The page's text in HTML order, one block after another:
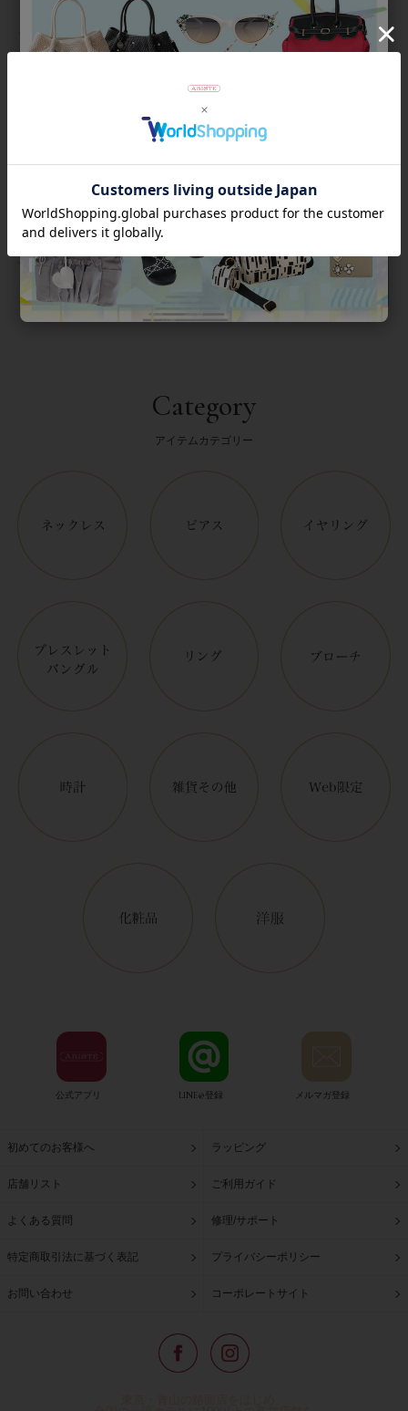
≪シスカとは≫
上質な樹脂、ポリエステルレジンの特性を活かし、ガラスのよ
うな質感を再現しつつも、軽くてつけやすいことで人気を博し
金属アレルギーの方でも安心してお使いいただけます。
返品について
Category
アイテムカテゴリー
公式アプリ LINE@登録 メルマガ登録
初めてのお客様へ ラッピング
店舗リスト ご利用ガイド
よくある質問 修理/サポート
特定商取引法に基づく表記 プライバシーポリシー
お問い合わせ コーポレートサイト